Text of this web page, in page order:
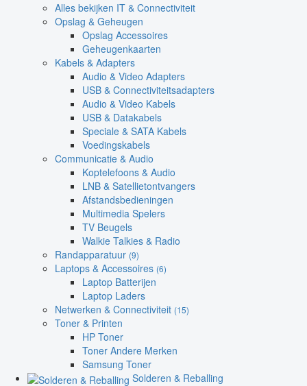
Alles bekijken IT & Connectiviteit
Opslag & Geheugen
Opslag Accessoires
Geheugenkaarten
Kabels & Adapters
Audio & Video Adapters
USB & Connectiviteitsadapters
Audio & Video Kabels
USB & Datakabels
Speciale & SATA Kabels
Voedingskabels
Communicatie & Audio
Koptelefoons & Audio
LNB & Satellietontvangers
Afstandsbedieningen
Multimedia Spelers
TV Beugels
Walkie Talkies & Radio
Randapparatuur (9)
Laptops & Accessoires (6)
Laptop Batterijen
Laptop Laders
Netwerken & Connectiviteit (15)
Toner & Printen
HP Toner
Toner Andere Merken
Samsung Toner
Solderen & Reballing